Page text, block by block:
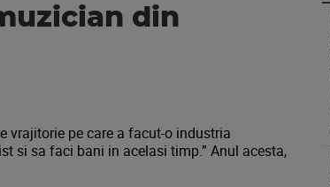
din
vrajitorie pe care a facut-o industria
si sa faci bani in acelasi timp.” Anul acesta,